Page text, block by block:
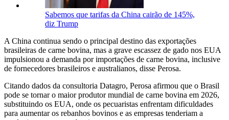
Sabemos que tarifas da China cairão de 145%,
diz Trump
A China continua sendo o principal destino das exportações
brasileiras de carne bovina, mas a grave escassez de gado nos EUA
impulsionou a demanda por importações de carne bovina, inclusive
de fornecedores brasileiros e australianos, disse Perosa.
Citando dados da consultoria Datagro, Perosa afirmou que o Brasil
pode se tornar o maior produtor mundial de carne bovina em 2026,
substituindo os EUA, onde os pecuaristas enfrentam dificuldades
para aumentar os rebanhos bovinos e as empresas tenderiam a